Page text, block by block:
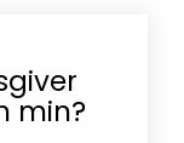
min?